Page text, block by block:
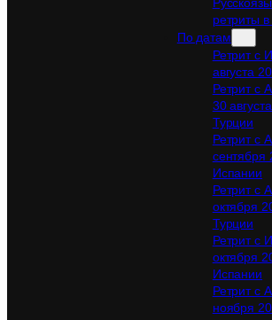
ретриты
По датам
Ретрит с
августа
Ретрит с
30
Турции
Ретрит с
сентября
Испании
Ретрит с
октября
Турции
Ретрит с
октября
Испании
Ретрит с
ноября